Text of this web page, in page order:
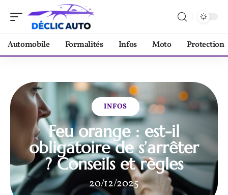
Automobile Formalités Infos Moto Protection
INFOS
Feu orange : est-il
obligatoire de s’arrêter
? Conseils et règles
20/12/2025